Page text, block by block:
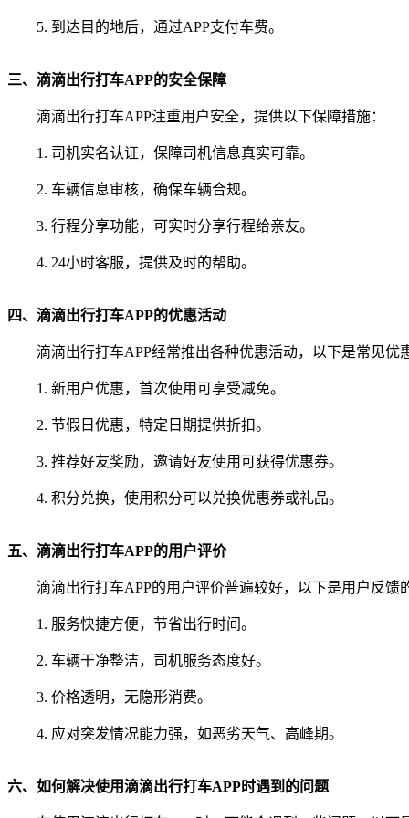
5. 到达目的地后，通过APP支付车费。
三、滴滴出行打车APP的安全保障
滴滴出行打车APP注重用户安全，提供以下保障措施：
1. 司机实名认证，保障司机信息真实可靠。
2. 车辆信息审核，确保车辆合规。
3. 行程分享功能，可实时分享行程给亲友。
4. 24小时客服，提供及时的帮助。
四、滴滴出行打车APP的优惠活动
滴滴出行打车APP经常推出各种优惠活动，以下是常见优
1. 新用户优惠，首次使用可享受减免。
2. 节假日优惠，特定日期提供折扣。
3. 推荐好友奖励，邀请好友使用可获得优惠券。
4. 积分兑换，使用积分可以兑换优惠券或礼品。
五、滴滴出行打车APP的用户评价
滴滴出行打车APP的用户评价普遍较好，以下是用户反馈
1. 服务快捷方便，节省出行时间。
2. 车辆干净整洁，司机服务态度好。
3. 价格透明，无隐形消费。
4. 应对突发情况能力强，如恶劣天气、高峰期。
六、如何解决使用滴滴出行打车APP时遇到的问题